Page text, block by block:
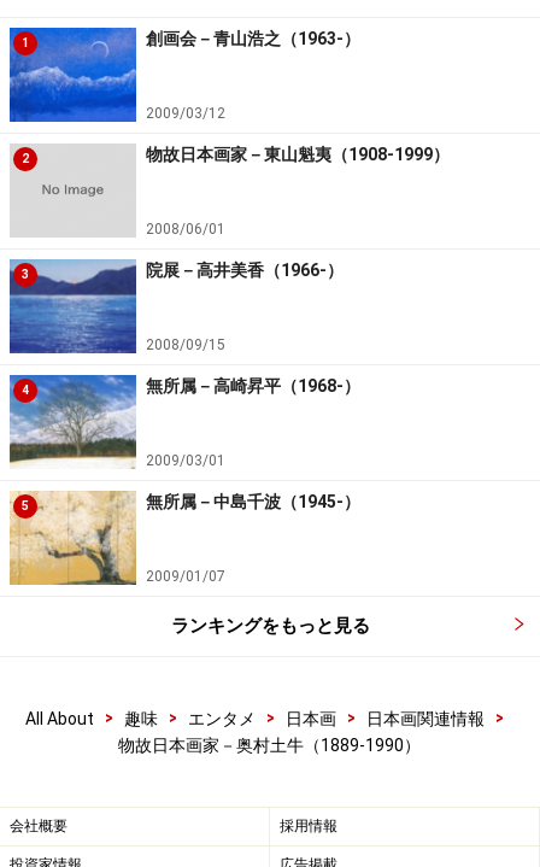
1 創画会－青山浩之（1963-）
2009/03/12
2 物故日本画家－東山魁夷（1908-1999）
2008/06/01
3 院展－高井美香（1966-）
2008/09/15
4 無所属－高崎昇平（1968-）
2009/03/01
5 無所属－中島千波（1945-）
2009/01/07
ランキングをもっと見る
All About > 趣味 > エンタメ > 日本画 > 日本画関連情報
>
物故日本画家－奥村土牛（1889-1990）
会社概要 採用情報